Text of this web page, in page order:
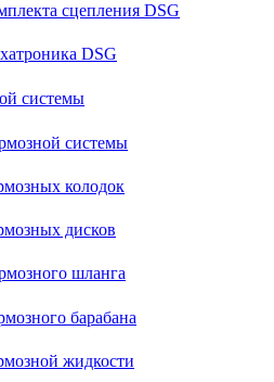
сцепления DSG
DSG
системы
системы
колодок
дисков
шланга
барабана
жидкости